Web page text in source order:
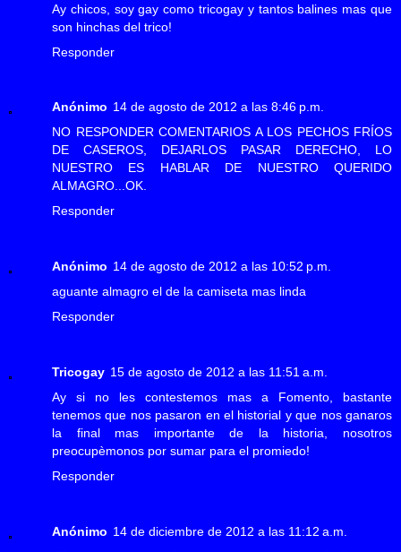
Ay chicos, soy gay como tricogay y tantos balines mas que
son hinchas del trico!
Responder
Anónimo 14 de agosto de 2012 a las 8:46 p.m.
NO RESPONDER COMENTARIOS A LOS PECHOS FRÍOS
DE CASEROS, DEJARLOS PASAR DERECHO, LO
NUESTRO ES HABLAR DE NUESTRO QUERIDO
ALMAGRO...OK.
Responder
Anónimo 14 de agosto de 2012 a las 10:52 p.m.
aguante almagro el de la camiseta mas linda
Responder
Tricogay 15 de agosto de 2012 a las 11:51 a.m.
Ay si no les contestemos mas a Fomento, bastante
tenemos que nos pasaron en el historial y que nos ganaros
la final mas importante de la historia, nosotros
preocupèmonos por sumar para el promiedo!
Responder
Anónimo 14 de diciembre de 2012 a las 11:12 a.m.